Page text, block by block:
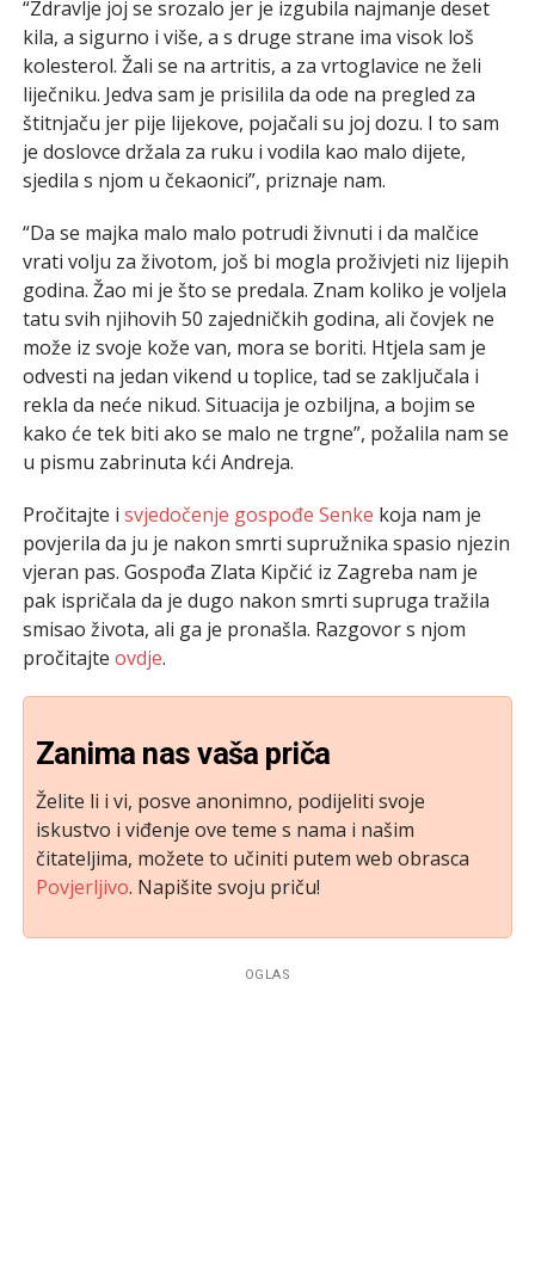
“Zdravlje joj se srozalo jer je izgubila najmanje deset
kila, a sigurno i više, a s druge strane ima visok loš
kolesterol. Žali se na artritis, a za vrtoglavice ne želi
liječniku. Jedva sam je prisilila da ode na pregled za
štitnjaču jer pije lijekove, pojačali su joj dozu. I to sam
je doslovce držala za ruku i vodila kao malo dijete,
sjedila s njom u čekaonici”, priznaje nam.
“Da se majka malo malo potrudi živnuti i da malčice
vrati volju za životom, još bi mogla proživjeti niz lijepih
godina. Žao mi je što se predala. Znam koliko je voljela
tatu svih njihovih 50 zajedničkih godina, ali čovjek ne
može iz svoje kože van, mora se boriti. Htjela sam je
odvesti na jedan vikend u toplice, tad se zaključala i
rekla da neće nikud. Situacija je ozbiljna, a bojim se
kako će tek biti ako se malo ne trgne”, požalila nam se
u pismu zabrinuta kći Andreja.
Pročitajte i svjedočenje gospođe Senke koja nam je
povjerila da ju je nakon smrti supružnika spasio njezin
vjeran pas. Gospođa Zlata Kipčić iz Zagreba nam je
pak ispričala da je dugo nakon smrti supruga tražila
smisao života, ali ga je pronašla. Razgovor s njom
pročitajte ovdje.
Zanima nas vaša priča
Želite li i vi, posve anonimno, podijeliti svoje
iskustvo i viđenje ove teme s nama i našim
čitateljima, možete to učiniti putem web obrasca
Povjerljivo. Napišite svoju priču!
OGLAS